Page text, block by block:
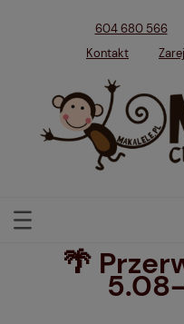
604 680 566
Kontakt
🌴